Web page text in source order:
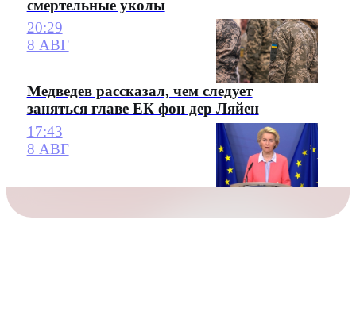
смертельные уколы
20:29
8 АВГ
Медведев рассказал, чем следует
заняться главе ЕК фон дер Ляйен
17:43
8 АВГ